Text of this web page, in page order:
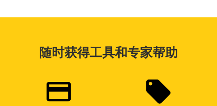
随时获得工具和专家帮助